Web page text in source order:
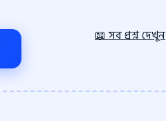
📖 সব প্রশ্ন দেখুন